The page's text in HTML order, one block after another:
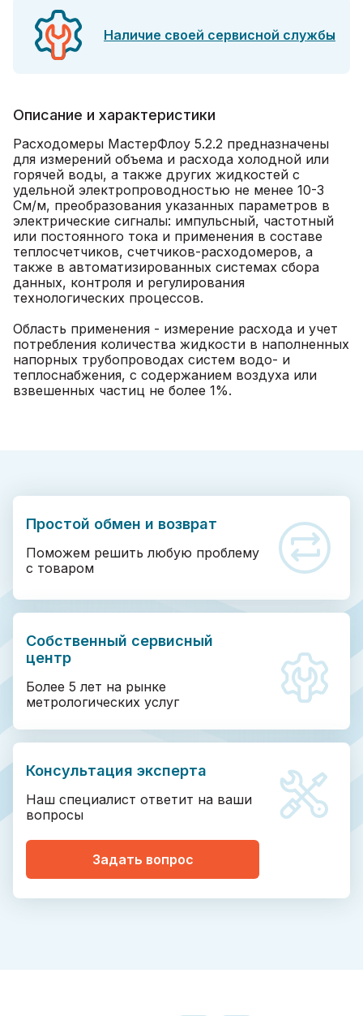
Наличие своей сервисной службы
Описание и характеристики
Расходомеры МастерФлоу 5.2.2 предназначены
для измерений объема и расхода холодной или
горячей воды, а также других жидкостей с
удельной электропроводностью не менее 10-3
См/м, преобразования указанных параметров в
электрические сигналы: импульсный, частотный
или постоянного тока и применения в составе
теплосчетчиков, счетчиков-расходомеров, а
также в автоматизированных системах сбора
данных, контроля и регулирования
технологических процессов.
Область применения - измерение расхода и учет
потребления количества жидкости в наполненных
напорных трубопроводах систем водо- и
теплоснабжения, с содержанием воздуха или
взвешенных частиц не более 1%.
Простой обмен и возврат
Поможем решить любую проблему
с товаром
Собственный сервисный
центр
Более 5 лет на рынке
метрологических услуг
Консультация эксперта
Наш специалист ответит на ваши
вопросы
Задать вопрос